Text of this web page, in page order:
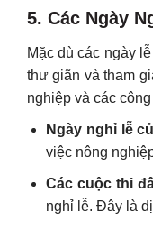
5. Các Ngày
Mặc dù các ngày
thư giãn và tham
nghiệp và các
Ngày nghỉ lễ
việc nông
Các cuộc thi
nghỉ lễ. Đây là